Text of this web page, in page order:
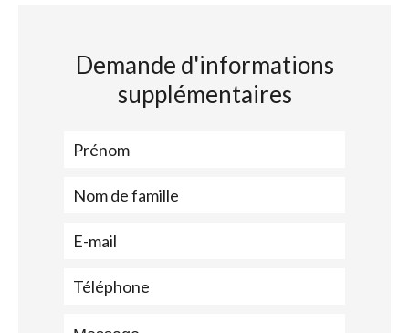
Demande d'informations
supplémentaires